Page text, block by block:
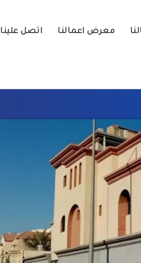
معرض اعمالنا اتصل علينا